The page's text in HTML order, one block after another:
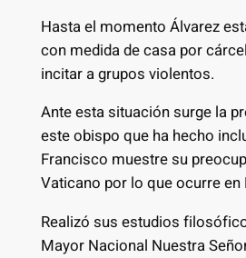
Hasta el momento Álvarez
con medida de casa por
incitar a grupos violentos.
Ante esta situación surge la
este obispo que ha hecho
Francisco muestre su
Vaticano por lo que ocurre en
Realizó sus estudios
Mayor Nacional Nuestra